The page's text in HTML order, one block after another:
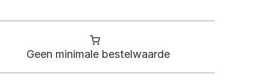
Geen minimale bestelwaarde